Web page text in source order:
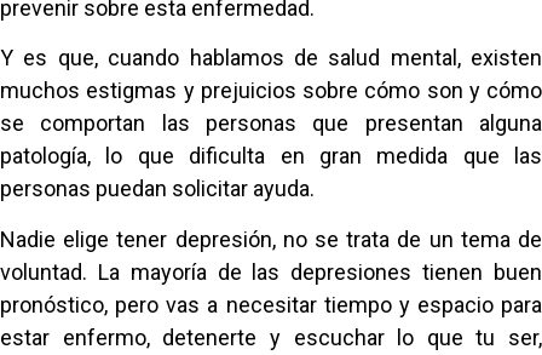
prevenir sobre esta enfermedad.
Y es que, cuando hablamos de salud mental, existen
muchos estigmas y prejuicios sobre cómo son y cómo
se comportan las personas que presentan alguna
patología, lo que dificulta en gran medida que las
personas puedan solicitar ayuda.
Nadie elige tener depresión, no se trata de un tema de
voluntad. La mayoría de las depresiones tienen buen
pronóstico, pero vas a necesitar tiempo y espacio para
estar enfermo, detenerte y escuchar lo que tu ser,